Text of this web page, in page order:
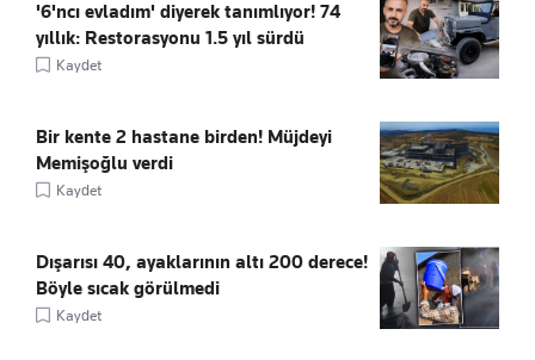
'6'ncı evladım' diyerek tanımlıyor! 74
yıllık: Restorasyonu 1.5 yıl sürdü
Kaydet
Bir kente 2 hastane birden! Müjdeyi
Memişoğlu verdi
Kaydet
Dışarısı 40, ayaklarının altı 200 derece!
Böyle sıcak görülmedi
Kaydet